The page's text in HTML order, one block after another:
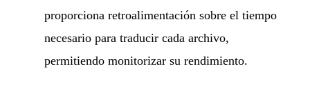
proporciona retroalimentación sobre el tiempo
necesario para traducir cada archivo,
permitiendo monitorizar su rendimiento.